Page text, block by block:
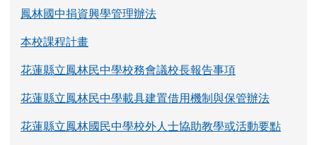
鳳林國中捐資興學管理辦法
本校課程計畫
花蓮縣立鳳林民中學校務會議校長報告事項
花蓮縣立鳳林民中學載具建置借用機制與保管辦法
花蓮縣立鳳林國民中學校外人士協助教學或活動要點